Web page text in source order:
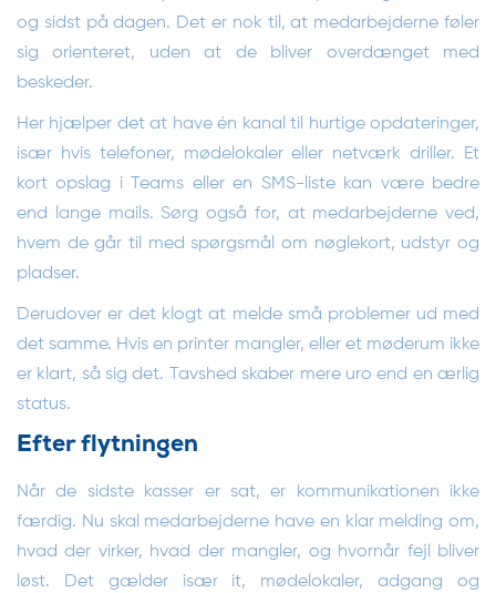
og sidst på dagen. Det er nok til, at medarbejderne føler
sig orienteret, uden at de bliver overdænget med
beskeder.
Her hjælper det at have én kanal til hurtige opdateringer,
især hvis telefoner, mødelokaler eller netværk driller. Et
kort opslag i Teams eller en SMS-liste kan være bedre
end lange mails. Sørg også for, at medarbejderne ved,
hvem de går til med spørgsmål om nøglekort, udstyr og
pladser.
Derudover er det klogt at melde små problemer ud med
det samme. Hvis en printer mangler, eller et møderum ikke
er klart, så sig det. Tavshed skaber mere uro end en ærlig
status.
Efter flytningen
Når de sidste kasser er sat, er kommunikationen ikke
færdig. Nu skal medarbejderne have en klar melding om,
hvad der virker, hvad der mangler, og hvornår fejl bliver
løst. Det gælder især it, mødelokaler, adgang og